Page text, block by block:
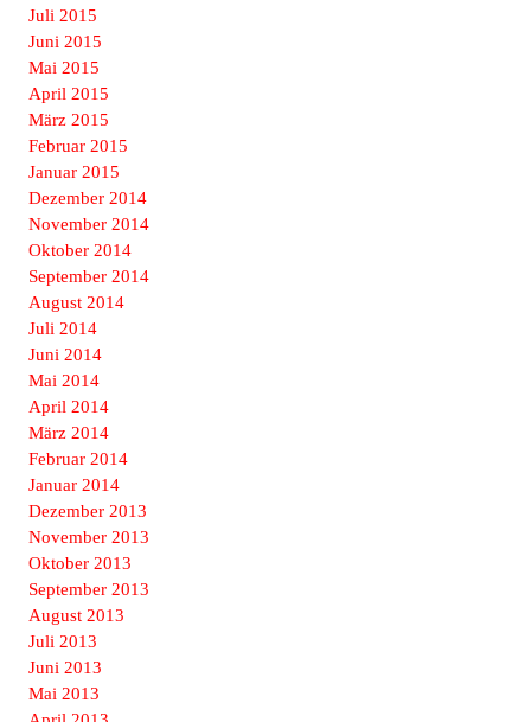
Juli 2015
Juni 2015
Mai 2015
April 2015
März 2015
Februar 2015
Januar 2015
Dezember 2014
November 2014
Oktober 2014
September 2014
August 2014
Juli 2014
Juni 2014
Mai 2014
April 2014
März 2014
Februar 2014
Januar 2014
Dezember 2013
November 2013
Oktober 2013
September 2013
August 2013
Juli 2013
Juni 2013
Mai 2013